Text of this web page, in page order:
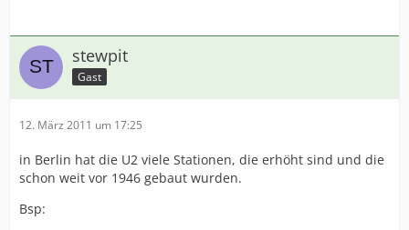
stewpit
Gast
12. März 2011 um 17:25
in Berlin hat die U2 viele Stationen, die erhöht sind und die
schon weit vor 1946 gebaut wurden.
Bsp: